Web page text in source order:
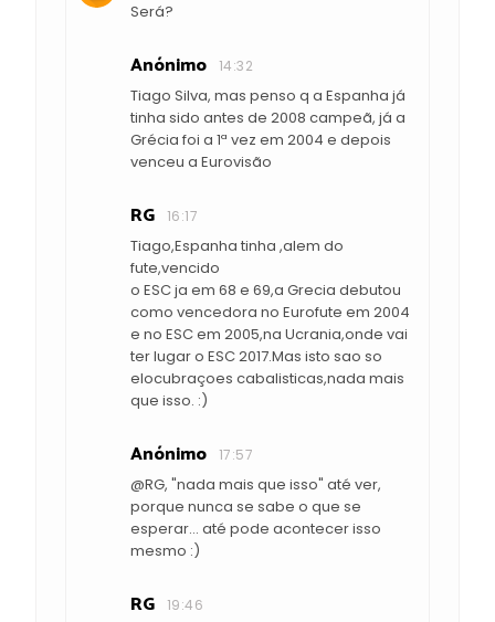
Será?
Anónimo 14:32
Tiago Silva, mas penso q a Espanha já
tinha sido antes de 2008 campeã, já a
Grécia foi a 1ª vez em 2004 e depois
venceu a Eurovisão
RG 16:17
Tiago,Espanha tinha ,alem do
fute,vencido
o ESC ja em 68 e 69,a Grecia debutou
como vencedora no Eurofute em 2004
e no ESC em 2005,na Ucrania,onde vai
ter lugar o ESC 2017.Mas isto sao so
elocubraçoes cabalisticas,nada mais
que isso. :)
Anónimo 17:57
@RG, "nada mais que isso" até ver,
porque nunca se sabe o que se
esperar... até pode acontecer isso
mesmo :)
RG 19:46